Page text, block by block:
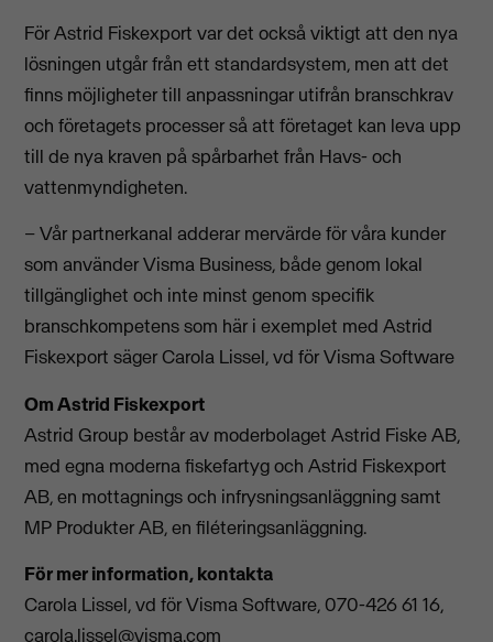
För Astrid Fiskexport var det också viktigt att den nya
lösningen utgår från ett standardsystem, men att det
finns möjligheter till anpassningar utifrån branschkrav
och företagets processer så att företaget kan leva upp
till de nya kraven på spårbarhet från Havs- och
vattenmyndigheten.
– Vår partnerkanal adderar mervärde för våra kunder
som använder Visma Business, både genom lokal
tillgänglighet och inte minst genom specifik
branschkompetens som här i exemplet med Astrid
Fiskexport säger Carola Lissel, vd för Visma Software
Om Astrid Fiskexport
Astrid Group består av moderbolaget Astrid Fiske AB,
med egna moderna fiskefartyg och Astrid Fiskexport
AB, en mottagnings och infrysningsanläggning samt
MP Produkter AB, en filéteringsanläggning.
För mer information, kontakta
Carola Lissel, vd för Visma Software, 070-426 61 16,
carola.lissel@visma.com